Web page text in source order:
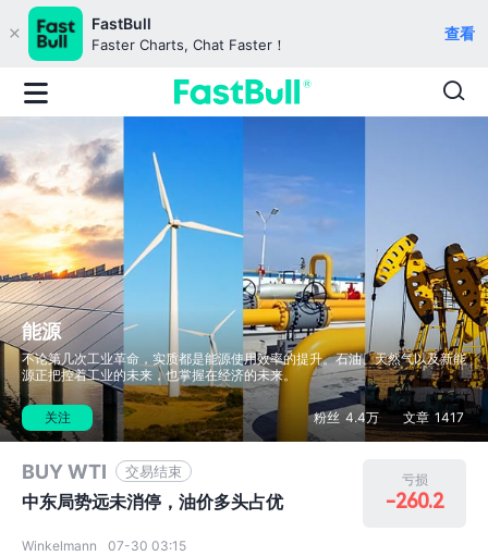
FastBull
Faster Charts, Chat Faster！
查看
能源
不论第几次工业革命，实质都是能源使用效率的提升。石油、天然气以及新能
源正把控着工业的未来，也掌握在经济的未来。
关注 粉丝 4.4万 文章 1417
BUY WTI 交易结束
中东局势远未消停，油价多头占优
亏损
-260.2
Winkelmann 07-30 03:15